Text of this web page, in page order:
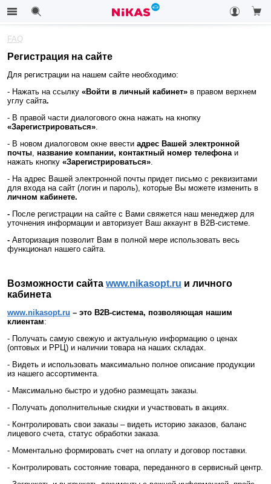
FAQ
Регистрация на сайте
Для регистрации на нашем сайте необходимо:
- Нажать на ссылку «Войти в личный кабинет» в правом верхнем
углу сайта.
- В правой части диалогового окна нажать на кнопку
«Зарегистрироваться».
- В новом диалоговом окне ввести адрес Вашей электронной
почты, название компании, контактный номер телефонаи
нажать кнопку «Зарегистрироваться».
- На адрес Вашей электронной почты придет письмо с реквизитами
для входа на сайт (логин и пароль), которые Вы можете изменить в
личном кабинете.
- После регистрации на сайте с Вами свяжется наш менеджер для
уточнения информации и авторизует Ваш аккаунт в B2B-системе.
- Авторизация позволит Вам в полной мере использовать весь
функционал нашего сайта.
Возможности сайта www.nikasopt.ru и личного
кабинета
www.nikasopt.ru – это B2B-система, позволяющая нашим
клиентам:
- Получать самую свежую и актуальную информацию о ценах
(оптовых и РРЦ) и наличии товара на наших складах.
- Видеть и использовать максимально полное описание продукции
из нашего ассортимента.
- Максимально быстро и удобно размещать заказы.
- Получать дополнительные скидки и участвовать в акциях.
- Контролировать свои заказы – видеть историю заказов, баланс
лицевого счета, статус обработки заказа.
- Моментально формировать счет на оплату и договор поставки.
- Контролировать состояние товара, переданного в сервисный центр.